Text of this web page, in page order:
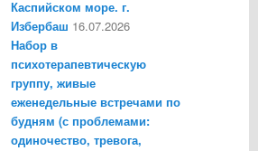
Каспийском море. г.
Избербаш 16.07.2026
Набор в
психотерапевтическую
группу, живые
еженедельные встречами по
будням (с проблемами:
одиночество, тревога,